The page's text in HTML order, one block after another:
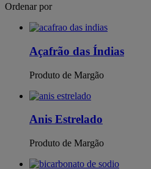
Ordenar por
Açafrão das Índias
Produto de Margão
Anis Estrelado
Produto de Margão